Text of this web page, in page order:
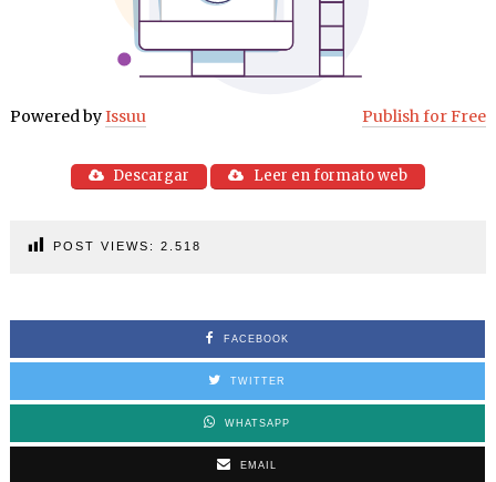
Powered byIssuu Publish for Free
Descargar Leer en formato web
POST VIEWS: 2.518
FACEBOOK
TWITTER
WHATSAPP
EMAIL